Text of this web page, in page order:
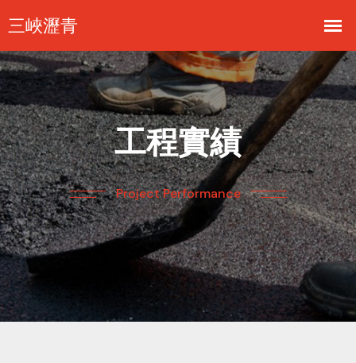
工程實績
Project Performance